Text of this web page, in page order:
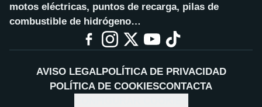
motos eléctricas, puntos de recarga, pilas de
combustible de hidrógeno…
AVISO LEGALPOLÍTICA DE PRIVACIDAD
POLÍTICA DE COOKIESCONTACTA